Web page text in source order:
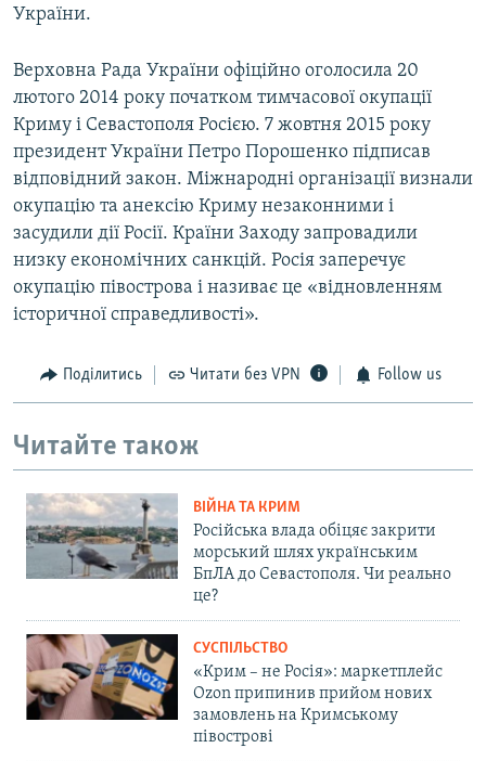
України.
Верховна Рада України офіційно оголосила 20
лютого 2014 року початком тимчасової окупації
Криму і Севастополя Росією. 7 жовтня 2015 року
президент України Петро Порошенко підписав
відповідний закон. Міжнародні організації визнали
окупацію та анексію Криму незаконними і
засудили дії Росії. Країни Заходу запровадили
низку економічних санкцій. Росія заперечує
окупацію півострова і називає це «відновленням
історичної справедливості».
Поділитись Читати без VPN Follow us
Читайте також
ВІЙНА ТА КРИМ
Російська влада обіцяє закрити
морський шлях українським
БпЛА до Севастополя. Чи реально
це?
СУСПІЛЬСТВО
«Крим – не Росія»: маркетплейс
Ozon припинив прийом нових
замовлень на Кримському
півострові